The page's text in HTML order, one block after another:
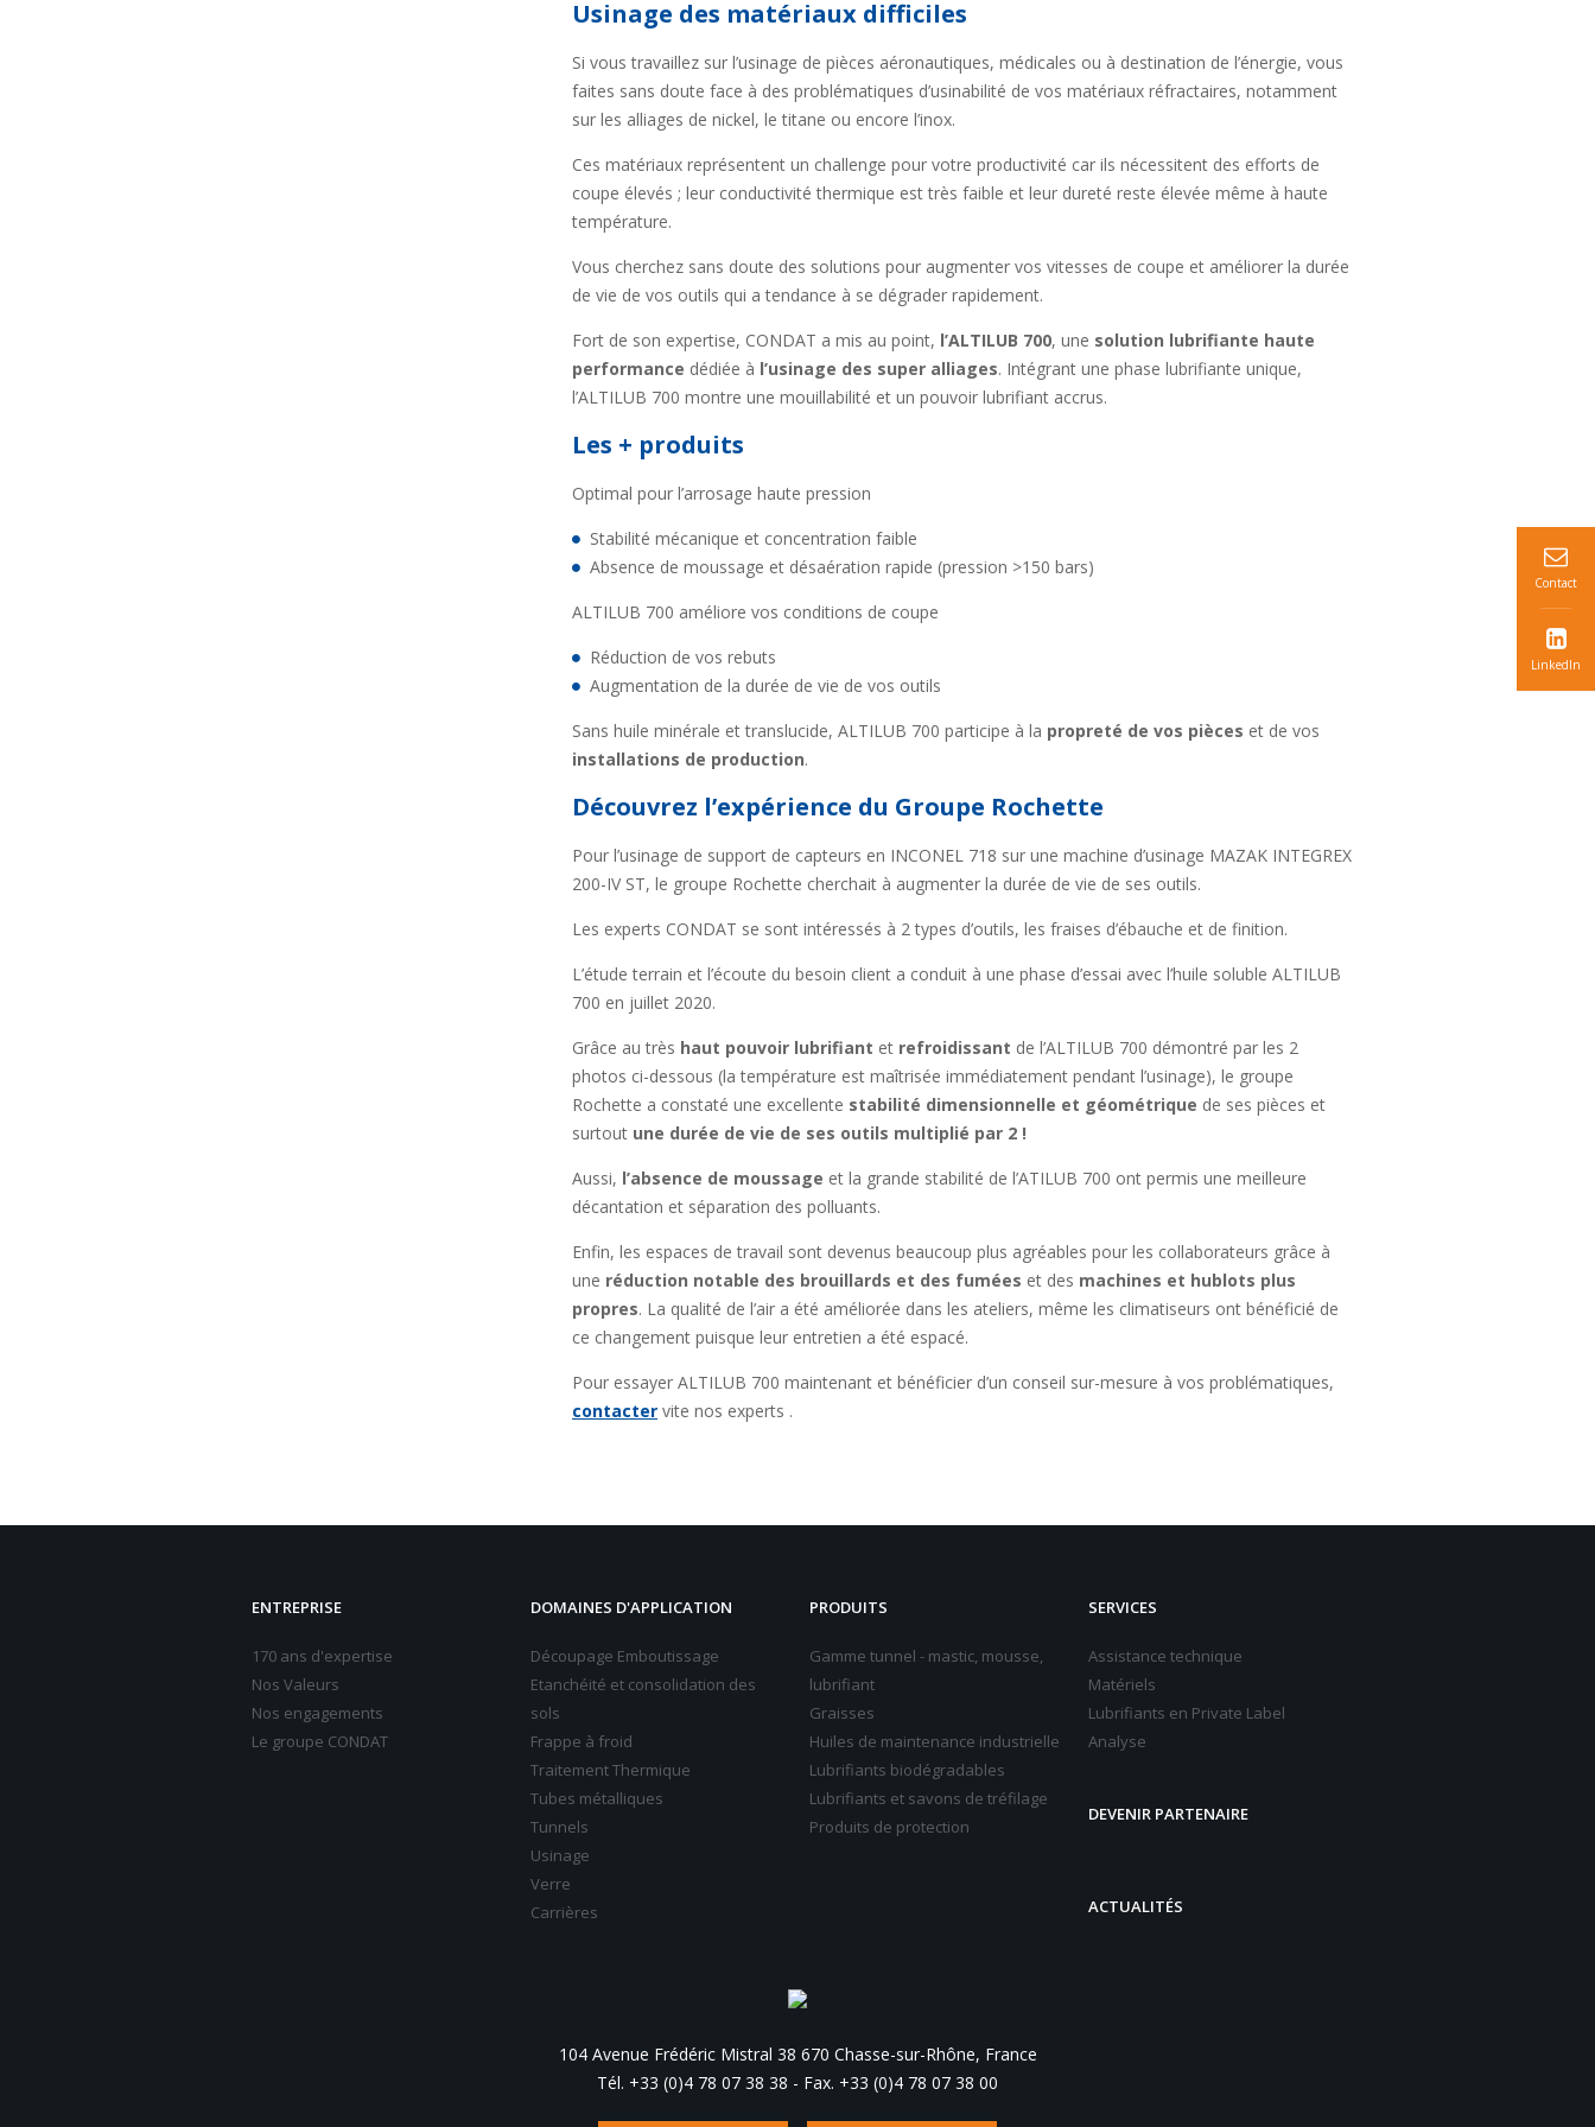
Usinage des matériaux difficiles
Si vous travaillez sur l’usinage de pièces aéronautiques, médicales ou à destination de l’énergie, vous
faites sans doute face à des problématiques d’usinabilité de vos matériaux réfractaires, notamment
sur les alliages de nickel, le titane ou encore l’inox.
Ces matériaux représentent un challenge pour votre productivité car ils nécessitent des efforts de
coupe élevés ; leur conductivité thermique est très faible et leur dureté reste élevée même à haute
température.
Vous cherchez sans doute des solutions pour augmenter vos vitesses de coupe et améliorer la durée
de vie de vos outils qui a tendance à se dégrader rapidement.
Fort de son expertise, CONDAT a mis au point, l’ALTILUB 700, une solution lubrifiante haute
performance dédiée à l’usinage des super alliages. Intégrant une phase lubrifiante unique,
l’ALTILUB 700 montre une mouillabilité et un pouvoir lubrifiant accrus.
Les + produits
Optimal pour l’arrosage haute pression
Stabilité mécanique et concentration faible
Absence de moussage et désaération rapide (pression >150 bars)
ALTILUB 700 améliore vos conditions de coupe
Réduction de vos rebuts
Augmentation de la durée de vie de vos outils
Sans huile minérale et translucide, ALTILUB 700 participe à la propreté de vos pièces et de vos
installations de production.
Découvrez l’expérience du Groupe Rochette
Pour l’usinage de support de capteurs en INCONEL 718 sur une machine d’usinage MAZAK INTEGREX
200-IV ST, le groupe Rochette cherchait à augmenter la durée de vie de ses outils.
Les experts CONDAT se sont intéressés à 2 types d’outils, les fraises d’ébauche et de finition.
L’étude terrain et l’écoute du besoin client a conduit à une phase d’essai avec l’huile soluble ALTILUB
700 en juillet 2020.
Grâce au très haut pouvoir lubrifiant et refroidissant de l’ALTILUB 700 démontré par les 2
photos ci-dessous (la température est maîtrisée immédiatement pendant l’usinage), le groupe
Rochette a constaté une excellente stabilité dimensionnelle et géométrique de ses pièces et
surtout une durée de vie de ses outils multiplié par 2 !
Aussi, l’absence de moussage et la grande stabilité de l’ATILUB 700 ont permis une meilleure
décantation et séparation des polluants.
Enfin, les espaces de travail sont devenus beaucoup plus agréables pour les collaborateurs grâce à
une réduction notable des brouillards et des fumées et des machines et hublots plus
propres. La qualité de l’air a été améliorée dans les ateliers, même les climatiseurs ont bénéficié de
ce changement puisque leur entretien a été espacé.
Pour essayer ALTILUB 700 maintenant et bénéficier d’un conseil sur-mesure à vos problématiques,
contacter vite nos experts .
ENTREPRISE
170 ans d'expertise
Nos Valeurs
Nos engagements
Le groupe CONDAT
DOMAINES D'APPLICATION
Découpage Emboutissage
Etanchéité et consolidation des
sols
Frappe à froid
Traitement Thermique
Tubes métalliques
Tunnels
Usinage
Verre
Carrières
PRODUITS
Gamme tunnel - mastic, mousse,
lubrifiant
Graisses
Huiles de maintenance industrielle
Lubrifiants biodégradables
Lubrifiants et savons de tréfilage
Produits de protection
SERVICES
Assistance technique
Matériels
Lubrifiants en Private Label
Analyse
DEVENIR PARTENAIRE
ACTUALITÉS
104 Avenue Frédéric Mistral 38 670 Chasse-sur-Rhône, France
Tél. +33 (0)4 78 07 38 38 - Fax. +33 (0)4 78 07 38 00
Contact
LinkedIn